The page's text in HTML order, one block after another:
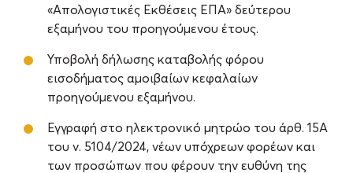
«Απολογιστικές Εκθέσεις ΕΠΑ» δεύτερου
εξαμήνου του προηγούμενου έτους.
Υποβολή δήλωσης καταβολής φόρου
εισοδήματος αμοιβαίων κεφαλαίων
προηγούμενου εξαμήνου.
Εγγραφή στο ηλεκτρονικό μητρώο του άρθ. 15Α
του ν. 5104/2024, νέων υπόχρεων φορέων και
των προσώπων που φέρουν την ευθύνη της